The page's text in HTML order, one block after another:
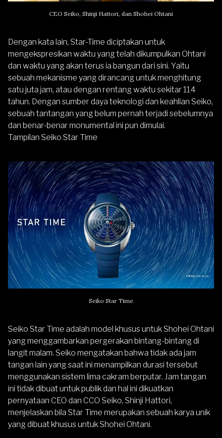
CEO Seiko, Shinji Hattori, dan Shohei Ohtani
Dengan kata lain, Star-Time diciptakan untuk
mengekspresikan waktu yang telah dikumpulkan Ohtani
dan waktu yang akan terus ia bangun dari sini. Yaitu
sebuah mekanisme yang dirancang untuk menghitung
satu juta jam, atau dengan rentang waktu sekitar 114
tahun. Dengan sumber daya teknologi dan keahlian Seiko,
sebuah tantangan yang belum pernah terjadi sebelumnya
dan benar-benar monumental ini pun dimulai.
Tampilan Seiko Star Time
Seiko Star Time
Seiko Star Time adalah model khusus untuk Shohei Ohtani
yang menggambarkan pergerakan bintang-bintang di
langit malam. Seiko mengatakan bahwa tidak ada jam
tangan lain yang saat ini menampilkan durasi tersebut
menggunakan sistem lima cakram berputar. Jam tangan
ini tidak dibuat untuk publik dan hal ini dikuatkan
pernyataan CEO dan CCO Seiko, Shinji Hattori,
menjelaskan bila Star Time merupakan sebuah karya unik
yang dibuat khusus untuk Shohei Ohtani.